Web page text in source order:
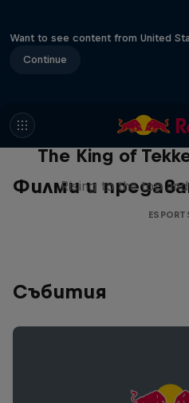
Want to see content from United
Continue
Филми и
The King of
Rising to the top
Събития